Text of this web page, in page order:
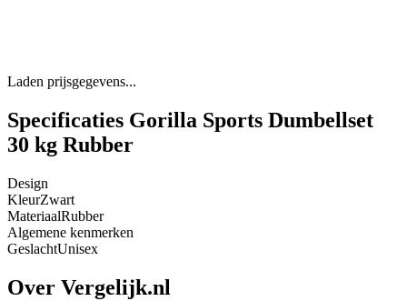
Laden prijsgegevens...
Specificaties Gorilla Sports Dumbellset
30 kg Rubber
Design
KleurZwart
MateriaalRubber
Algemene kenmerken
GeslachtUnisex
Over Vergelijk.nl